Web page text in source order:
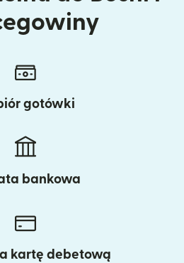
gotówki
bankowa
kartę debetową